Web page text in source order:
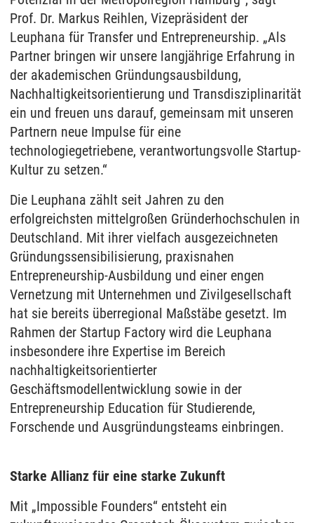
Prof. Dr. Markus Reihlen, Vizepräsident der
Leuphana für Transfer und Entrepreneurship. „Als
Partner bringen wir unsere langjährige Erfahrung in
der akademischen Gründungsausbildung,
Nachhaltigkeitsorientierung und Transdisziplinarität
ein und freuen uns darauf, gemeinsam mit unseren
Partnern neue Impulse für eine
technologiegetriebene, verantwortungsvolle Startup-
Kultur zu setzen.“
Die Leuphana zählt seit Jahren zu den
erfolgreichsten mittelgroßen Gründerhochschulen in
Deutschland. Mit ihrer vielfach ausgezeichneten
Gründungssensibilisierung, praxisnahen
Entrepreneurship-Ausbildung und einer engen
Vernetzung mit Unternehmen und Zivilgesellschaft
hat sie bereits überregional Maßstäbe gesetzt. Im
Rahmen der Startup Factory wird die Leuphana
insbesondere ihre Expertise im Bereich
nachhaltigkeitsorientierter
Geschäftsmodellentwicklung sowie in der
Entrepreneurship Education für Studierende,
Forschende und Ausgründungsteams einbringen.
Starke Allianz für eine starke Zukunft
Mit „Impossible Founders“ entsteht ein